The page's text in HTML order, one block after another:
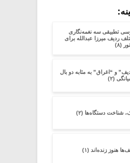
تطبیقی سه نغمه‌نگاری
ردیف میرزا عبدالله برای
(۸)
و “اغراق” به مثابه دو بال
(۲)
شناخت دستگاه‌ها (۲)
هنوز زنده‌اند (۱)